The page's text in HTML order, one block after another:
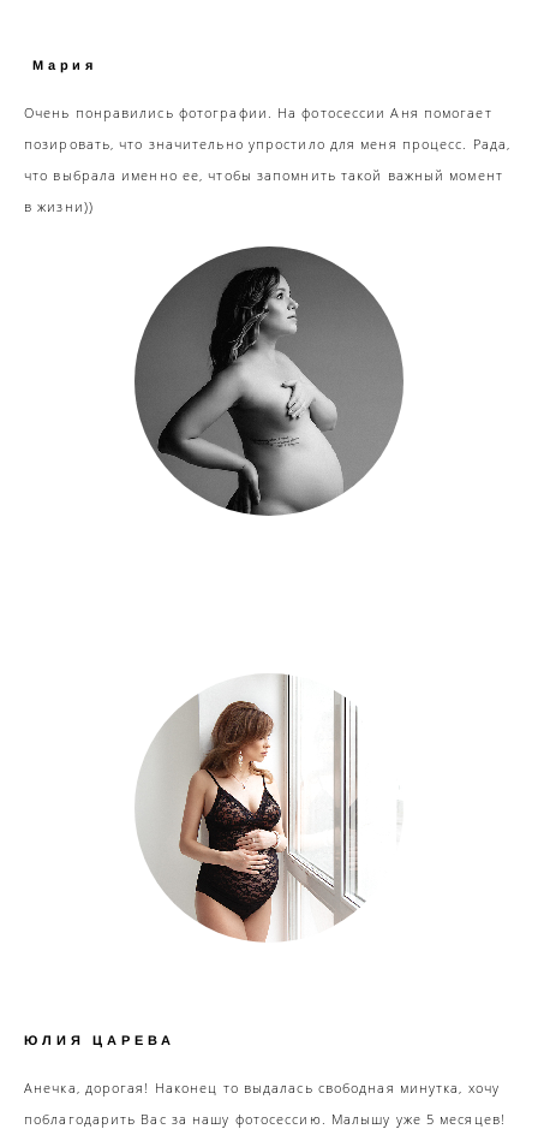
Мария
Очень понравились фотографии. На фотосессии Аня помогает
позировать, что значительно упростило для меня процесс. Рада,
что выбрала именно ее, чтобы запомнить такой важный момент
в жизни))
ЮЛИЯ ЦАРЕВА
Анечка, дорогая! Наконец то выдалась свободная минутка, хочу
поблагодарить Вас за нашу фотосессию. Малышу уже 5 месяцев!